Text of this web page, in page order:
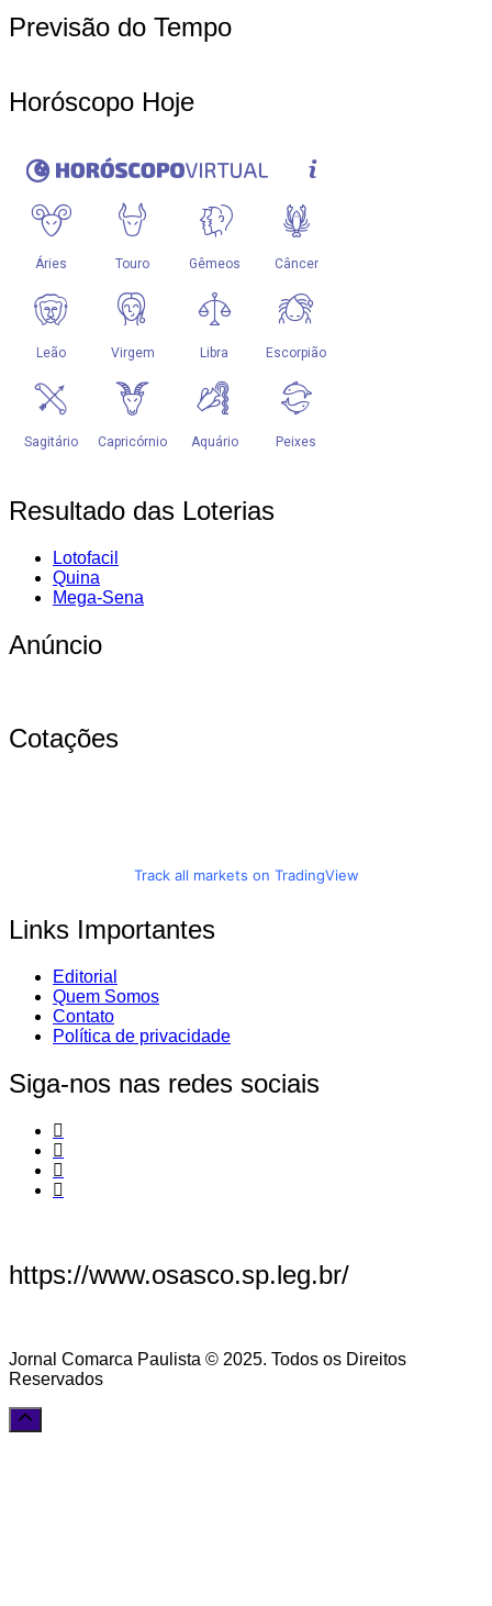
Previsão do Tempo
Horóscopo Hoje
Resultado das Loterias
Lotofacil
Quina
Mega-Sena
Anúncio
Cotações
Track all markets on TradingView
Links Importantes
Editorial
Quem Somos
Contato
Política de privacidade
Siga-nos nas redes sociais
https://www.osasco.sp.leg.br/
Jornal Comarca Paulista © 2025. Todos os Direitos
Reservados